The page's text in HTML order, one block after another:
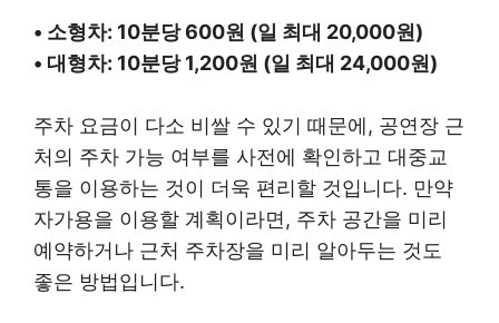
• 소형차: 10분당 600원 (일 최대 20,000원)
• 대형차: 10분당 1,200원 (일 최대 24,000원)
주차 요금이 다소 비쌀 수 있기 때문에, 공연장 근
처의 주차 가능 여부를 사전에 확인하고 대중교
통을 이용하는 것이 더욱 편리할 것입니다. 만약
자가용을 이용할 계획이라면, 주차 공간을 미리
예약하거나 근처 주차장을 미리 알아두는 것도
좋은 방법입니다.